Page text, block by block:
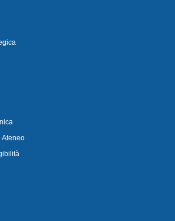
Ateneo